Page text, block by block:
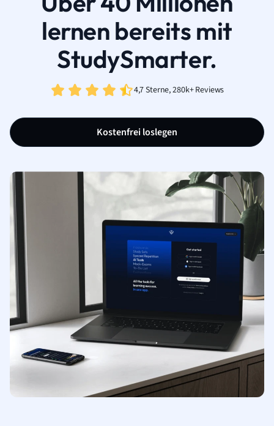
lernen bereits mit
StudySmarter.
4,7 Sterne, 280k+ Reviews
Kostenfrei loslegen